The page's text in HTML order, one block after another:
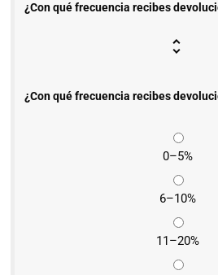
¿Con qué frecuencia recibes
¿Con qué frecuencia recibes
0–5%
6–10%
11–20%